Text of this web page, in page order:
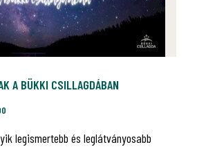
A BÜKKI CSILLAGDÁBAN
legismertebb és leglátványosabb